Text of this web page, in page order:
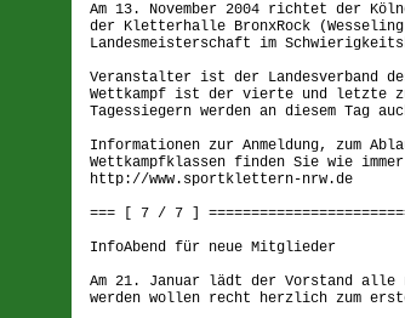
Am 13. November 2004 richtet der
der Kletterhalle BronxRock
Landesmeisterschaft im
Veranstalter ist der Landesverband
Wettkampf ist der vierte und letzte
Tagessiegern werden an diesem Tag
Informationen zur Anmeldung, zum
Wettkampfklassen finden Sie wie
http://www.sportklettern-nrw.de
=== [ 7 / 7 ]
InfoAbend für neue Mitglieder
Am 21. Januar lädt der Vorstand
werden wollen recht herzlich zum